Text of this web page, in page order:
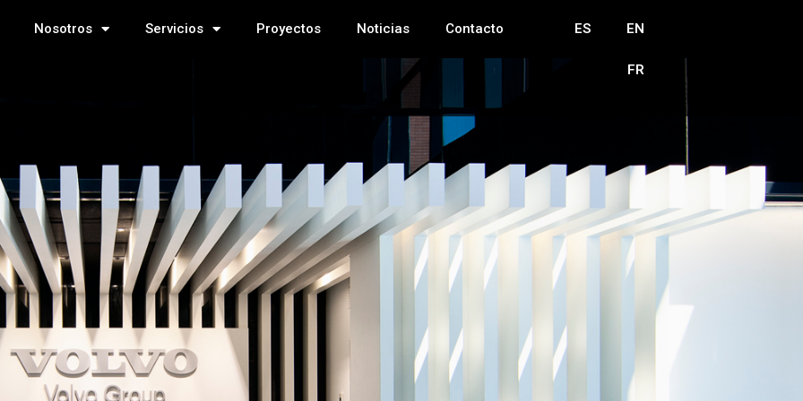
Nosotros Servicios Proyectos Noticias Contacto ES EN
FR